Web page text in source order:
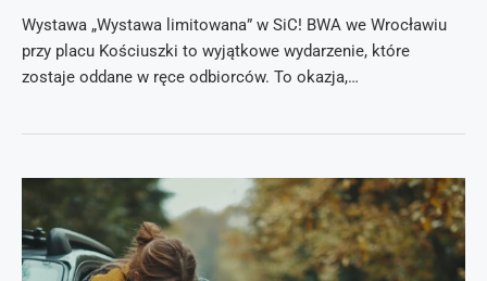
Wystawa „Wystawa limitowana” w SiC! BWA we Wrocławiu
przy placu Kościuszki to wyjątkowe wydarzenie, które
zostaje oddane w ręce odbiorców. To okazja,…